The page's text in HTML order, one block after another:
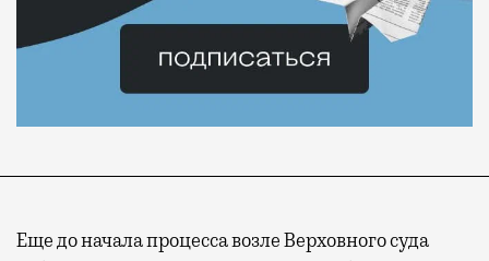
Еще до начала процесса возле Верховного суда